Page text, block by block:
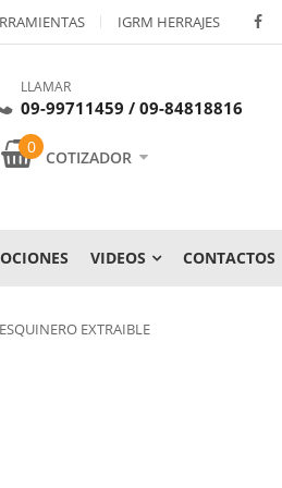
IGRM HERRAJES
LLAMAR
09-99711459 / 09-84818816
0
COTIZADOR
VIDEOS CONTACTOS
EXTRAIBLE